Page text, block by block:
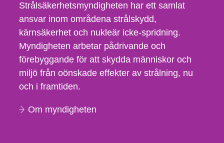
Strålsäkerhetsmyndigheten har ett samlat
ansvar inom områdena strålskydd,
kärnsäkerhet och nukleär icke-spridning.
Myndigheten arbetar pådrivande och
förebyggande för att skydda människor och
miljö från oönskade effekter av strålning, nu
och i framtiden.
Om myndigheten